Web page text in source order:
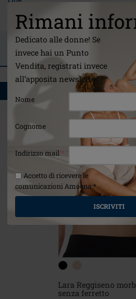
Rimani
Dedicato alle donne! Se
invece hai un Punto
Vendita, registrati invece
all’apposita newsletter
Nome
Cognome
Indirizzo mail *
Accetto di ricevere le
comunicazioni Amoena *
ISCRIVITI
/it/informazioni/istruzioni-per-la-
FAI UNA DOMANDA
POTREBBE PIACERTI
Lara Reggiseno
senza ferretto